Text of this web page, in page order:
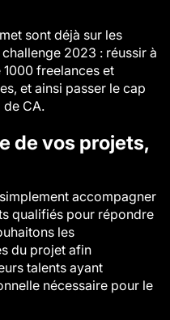
sont déjà sur les
2023 : réussir à
freelances et
et ainsi passer le cap
CA.
de vos projets,
accompagner
qualifiés pour répondre
les
du projet afin
talents ayant
nécessaire pour le